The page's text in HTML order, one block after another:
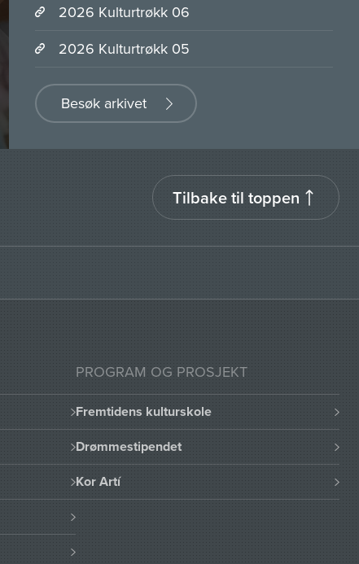
2026 Kulturtrøkk 06
2026 Kulturtrøkk 05
Besøk arkivet
Tilbake til toppen
PROGRAM OG PROSJEKT
Fremtidens kulturskole
Drømmestipendet
Kor Artí